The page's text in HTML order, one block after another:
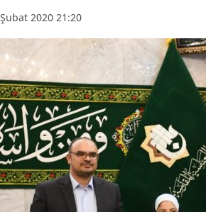
2020 21:20